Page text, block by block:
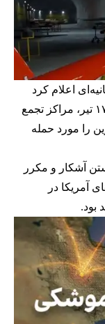
اعلام کرد
پهپادهای هجومی ارتش از بامداد چهارشنبه ۱۷ تیر، مراکز تجمع
را مورد حمله
آشکار و مکرر
آمریکا در
بود.